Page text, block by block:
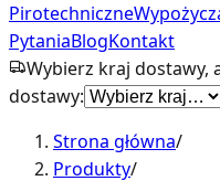
Pirotechniczne
PytaniaBlogKontakt
Wybierz kraj dostawy,
dostawy:
Strona główna/
Produkty/